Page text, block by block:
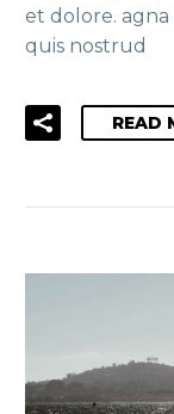
et dolore. agna
quis nostrud
READ